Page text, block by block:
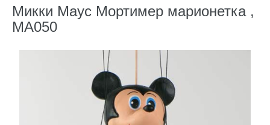
Микки Маус Мортимер марионетка ,
MA050